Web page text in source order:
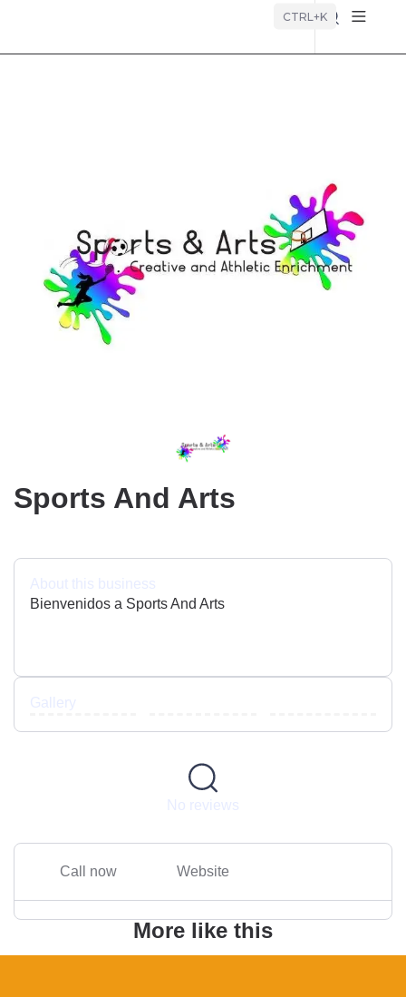
CTRL+K
Sports And Arts
About this business
Bienvenidos a Sports And Arts
Gallery
No reviews
Call now Website
More like this